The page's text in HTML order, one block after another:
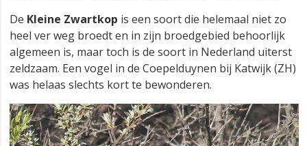
De Kleine Zwartkop is een soort die helemaal niet zo
heel ver weg broedt en in zijn broedgebied behoorlijk
algemeen is, maar toch is de soort in Nederland uiterst
zeldzaam. Een vogel in de Coepelduynen bij Katwijk (ZH)
was helaas slechts kort te bewonderen.